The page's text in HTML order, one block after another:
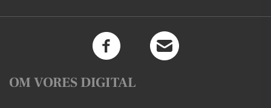
OM VORES DIGITAL